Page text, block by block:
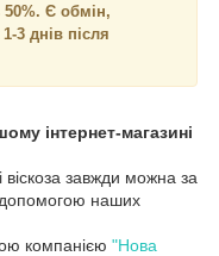
Є обмін,
3 днів після
інтернет-магазині
віскоза завжди можна за
допомогою наших
компанією "Нова